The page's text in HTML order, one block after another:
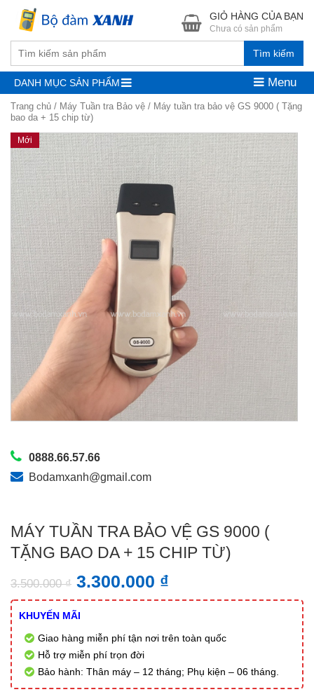
Tìm kiếm
GIỎ HÀNG CỦA BẠN
Chưa có sản phẩm
DANH MỤC SẢN PHẨM Menu
Trang chủ / Máy Tuần tra Bảo vệ / Máy tuần tra bảo vệ GS 9000 ( Tặng
bao da + 15 chip từ)
Mới
0888.66.57.66
Bodamxanh@gmail.com
MÁY TUẦN TRA BẢO VỆ GS 9000 (
TẶNG BAO DA + 15 CHIP TỪ)
3.500.000₫ 3.300.000 ₫
KHUYẾN MÃI
Giao hàng miễn phí tận nơi trên toàn quốc
Hỗ trợ miễn phí trọn đời
Bảo hành: Thân máy – 12 tháng; Phụ kiện – 06 tháng.